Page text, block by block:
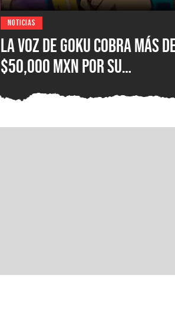
NOTICIAS
La voz de Goku cobra más
$50,000 MXN por su
consideran que es un
excesivo